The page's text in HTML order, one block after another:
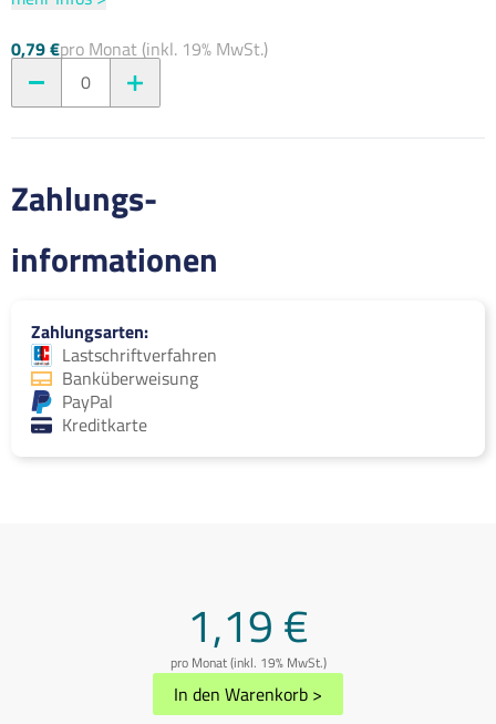
0,79 €pro Monat (inkl. 19% MwSt.)
0
Zahlungs-
informationen
Zahlungsarten
Lastschriftverfahren
Banküberweisung
PayPal
Kreditkarte
1,19 €
pro Monat (inkl. 19% MwSt.)
In den Warenkorb >